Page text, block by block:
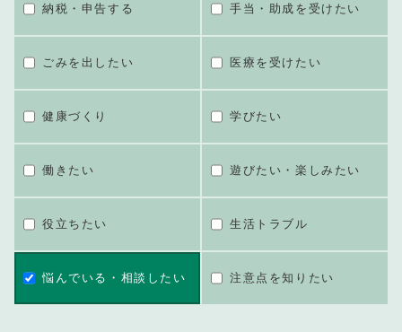
納税・申告する 手当・助成を受けたい
ごみを出したい 医療を受けたい
健康づくり 学びたい
働きたい 遊びたい・楽しみたい
役立ちたい 生活トラブル
悩んでいる・相談したい 注意点を知りたい